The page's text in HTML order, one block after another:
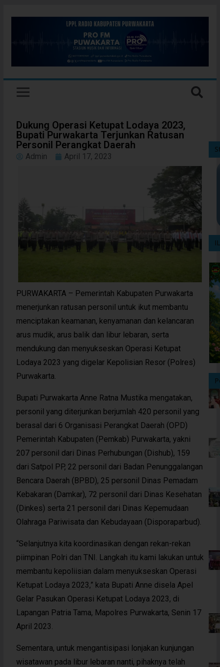
Dukung Operasi Ketupat Lodaya 2023,
Bupati Purwakarta Terjunkan Ratusan
Personil Perangkat Daerah
Admin April 17, 2023
PURWAKARTA – Pemerintah Kabupaten Purwakarta
menerjunkan ratusan personil untuk ikut membantu
menciptakan keamanan, kenyamanan dan kelancaran
arus mudik, arus balik dan libur lebaran, serta
mendukung dan menyukseskan Operasi Ketupat
Lodaya 2023 yang digelar Kepolisian Resor (Polres)
Purwakarta.
Bupati Purwakarta Anne Ratna Mustika mengatakan,
personil yang diterjunkan berjumlah 420 personil yang
berasal dari 6 Organisasi Perangkat Daerah (OPD)
Pemerintah Kabupaten (Pemkab) Purwakarta, yakni
207 personil dari Dinas Perhubungan (Dishub), 159
dari Satpol PP, 22 personil dari Badan Penunggalangan
Bencara Daerah (BPBD), 25 personil Dinas Pemadam
Kebakaran (Damkar), 72 personil dari Dinas Kesehatan
(Dinkes) serta 21 personil dari Dinas Kepemudaan
Olahraga Pariwisata dan Kebudayaan (Disporaparbud).
“Selanjutnya kita koordinasikan dengan rekan-rekan
piimpinan Polri dan TNI. Langkah itu kami lakukan untuk
membantu kepoliisian dalam menyukseskan Operasi
Ketupat Lodaya 2023,” kata Bupati Anne disela Apel
Gelar Pasukan Operasi Ketupat Lodaya 2023, di
Lapangan Patria Tama, Mapolres Purwakarta, Senin 17
April 2023.
Sementara, untuk mengantisipasi lonjakan kunjungan
wisatawan pada libur lebaran nanti, pihaknya telah